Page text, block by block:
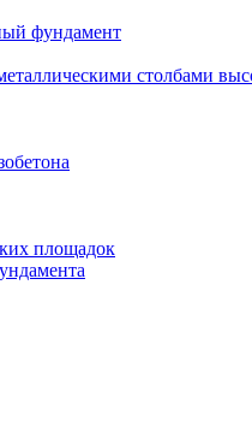
фундамент
столбами
площадок